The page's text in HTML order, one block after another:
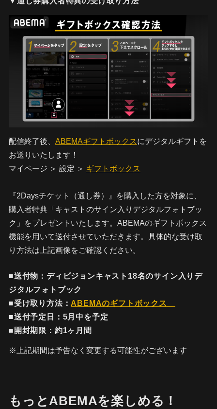
配信終了後、 ABEMAギフトボックス にデジタルギフトを
お送りいたします！
マイページ ＞ 設定 ＞ ギフトボックス
『2Daysチケット（通し券）』を購入した方を対象に、
購入者特典「キャストのサイン入りデジタルフォトブッ
ク」をプレゼントいたします。ABEMAのギフトボックス
機能を用いて送付させていただきます。具体的な受け取
り方法は上記画像をご確認ください。
■送付物：ディビジョンキャスト18名のサイン入りデ
ジタルフォトブック
■受け取り方法： ABEMAのギフトボックス
■送付予定日：5月中を予定
■開封期限：約1ヶ月間
※上記期間は予告なく変更する可能性がございます
もっとABEMAを楽しめる！